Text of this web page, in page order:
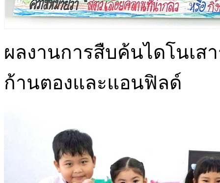
ผลงานการสืบค้นไดโนเส
ก้านตองและแอนฟิลด์